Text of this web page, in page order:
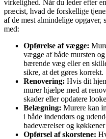
virkelighed. Når du leder efter
præcist, hvad de forskellige
af de mest almindelige
med:
Opførelse af vægge:
vægge af både mursten
bærende væg eller en
sikre, at det gøres korrekt.
Renovering: Hvis dit
murer hjælpe med at
skader eller opdatere
Belægning: Murere kan
i både indendørs og
badeværelser og
Opførsel af skorstene: